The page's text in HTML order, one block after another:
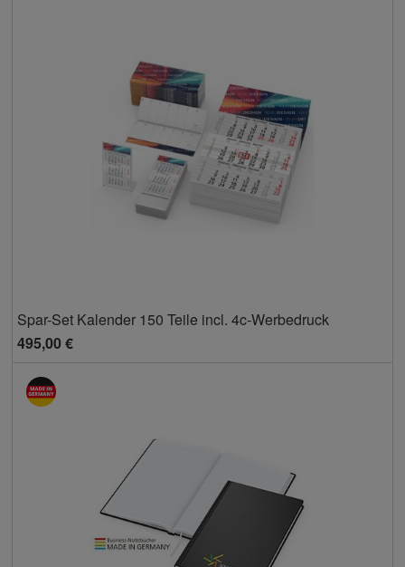
Spar-Set Kalender 150 Teile incl. 4c-Werbedruck
495,00 €